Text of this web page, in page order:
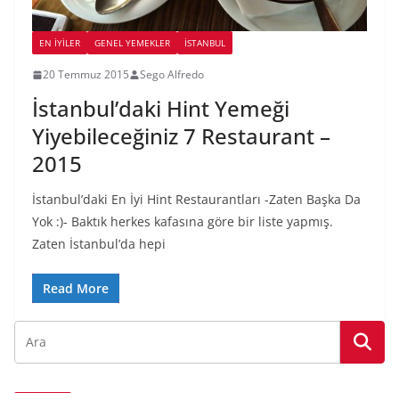
EN İYILER GENEL YEMEKLER İSTANBUL
20 Temmuz 2015 Sego Alfredo
İstanbul’daki Hint Yemeği
Yiyebileceğiniz 7 Restaurant –
2015
İstanbul’daki En İyi Hint Restaurantları -Zaten Başka Da
Yok :)- Baktık herkes kafasına göre bir liste yapmış.
Zaten İstanbul’da hepi
Read More